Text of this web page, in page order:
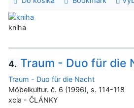
kniha
4. Traum - Duo für die
Traum - Duo für die Nacht
Möbelkultur. č. 6 (1996), s. 114-118
xcla - ČLÁNKY